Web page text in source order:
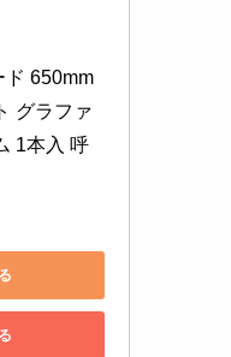
ド 650mm
グラファ
1本入 呼